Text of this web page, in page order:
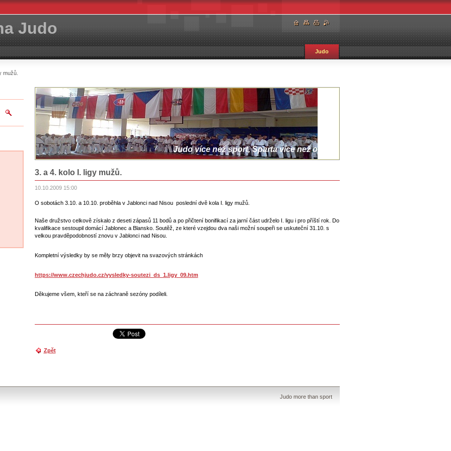
Judo
Judo
mužů.
Judo více než sport, Sparta více než oddíl.
3. a 4. kolo I. ligy mužů.
10.10.2009 15:00
O sobotách 3.10. a 10.10. proběhla v Jablonci nad Nisou poslední dvě kola I. ligy mužů.
Naše družstvo celkově získalo z deseti zápasů 11 bodů a po přičtení bonifikací za jarní část udrželo I. ligu i pro příští rok. Do
kvalifikace sestoupil domácí Jablonec a Blansko. Soutěž, ze které vzejdou dva naši možní soupeři se uskuteční 31.10. s
velkou pravděpodobností znovu v Jablonci nad Nisou.
Kompletní výsledky by se měly brzy objevit na svazových stránkách
https://www.czechjudo.cz/vysledky-soutezi_ds_1.ligy_09.htm
Děkujeme všem, kteří se na záchraně sezóny podíleli.
Zpět
Judo more than sport